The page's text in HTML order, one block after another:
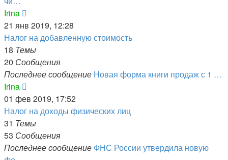
Irina
к
последнему
сообщению
21 янв 2019, 12:28
Налог на добавленную стоимость
18 Темы
20 Сообщения
Последнее сообщение Новая форма книги продаж с 1 …
Irina
к
последнему
сообщению
01 фев 2019, 17:52
Налог на доходы физических лиц
31 Темы
53 Сообщения
Последнее сообщение ФНС России утвердила новую